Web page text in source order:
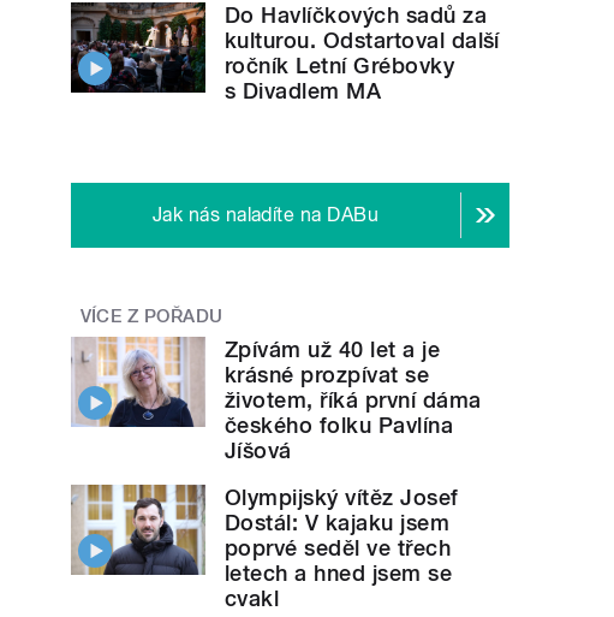
Do Havlíčkových sadů za
kulturou. Odstartoval další
ročník Letní Grébovky
s Divadlem MA
Jak nás naladíte na DABu
VÍCE Z POŘADU
Zpívám už 40 let a je
krásné prozpívat se
životem, říká první dáma
českého folku Pavlína
Jíšová
Olympijský vítěz Josef
Dostál: V kajaku jsem
poprvé seděl ve třech
letech a hned jsem se
cvakl